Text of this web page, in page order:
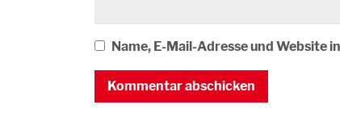
Name, E-Mail-Adresse und Website